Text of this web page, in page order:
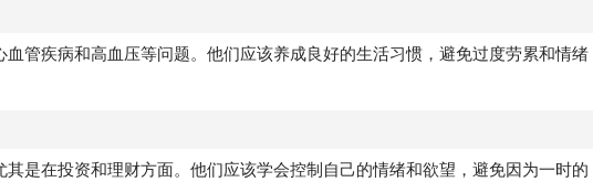
管疾病和高血压等问题。他们应该养成良好的生活习惯，避免过度劳累和情绪
是在投资和理财方面。他们应该学会控制自己的情绪和欲望，避免因为一时的